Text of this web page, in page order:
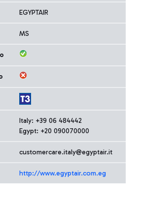
EGYPTAIR
MS
Italy: +39 06 484442
Egypt: +20 090070000
customercare.italy@egyptair.it
http://www.egyptair.com.eg